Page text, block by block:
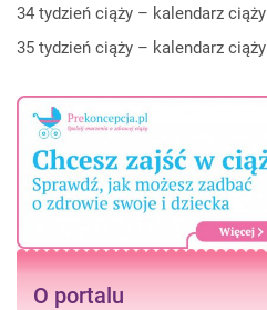
34 tydzień ciąży – kalendarz ciąży
35 tydzień ciąży – kalendarz ciąży
O portalu